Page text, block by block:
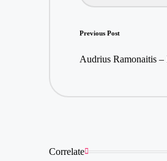
Post
navigation
Previous Post
Audrius Ramonaitis –
Correlate